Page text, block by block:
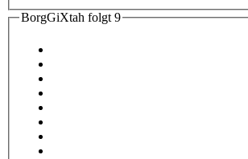
BorgGiXtah folgt 9